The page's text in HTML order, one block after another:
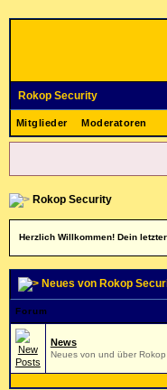
Rokop Security
Mitglieder Moderatoren
Rokop Security
Herzlich Willkommen! Dein
Neues von Rokop
Forum
News
Neues von und über